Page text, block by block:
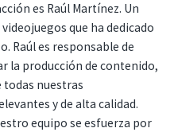
es Raúl Martínez. Un
que ha dedicado
Raúl es responsable de
la producción de contenido,
todas nuestras
y de alta calidad.
equipo se esfuerza por